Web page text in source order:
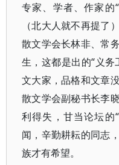
专家、学者、作家的
（北大人就不再提了
散文学会长林非、常
生，这都是出的“义
文大家，品格和文章
散文学会副秘书长李
利得失，甘当论坛的
闻，辛勤耕耘的同志
族才有希望。